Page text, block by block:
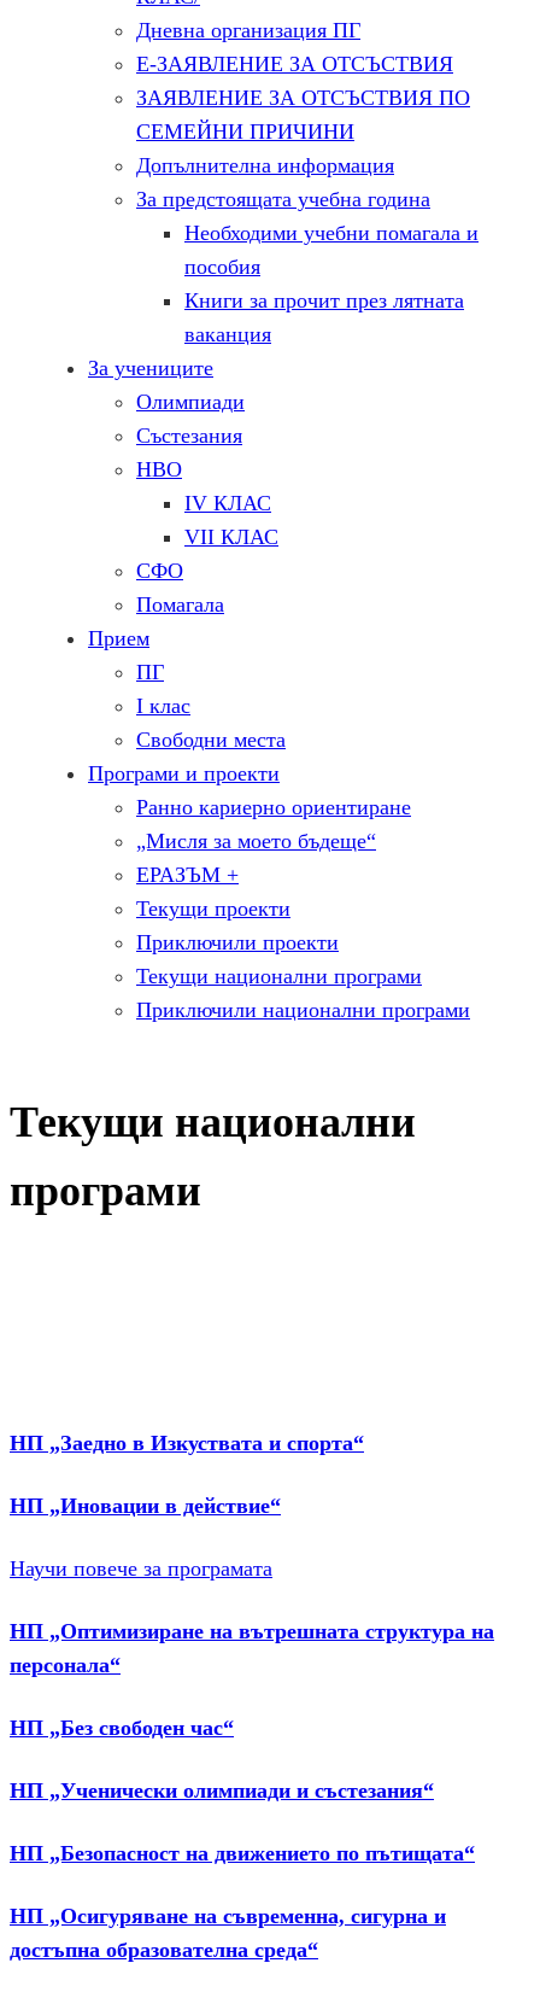
Дневна организация ПГ
Е-ЗАЯВЛЕНИЕ ЗА ОТСЪСТВИЯ
ЗАЯВЛЕНИЕ ЗА ОТСЪСТВИЯ ПО
СЕМЕЙНИ ПРИЧИНИ
Допълнителна информация
За предстоящата учебна година
Необходими учебни помагала и
пособия
Книги за прочит през лятната
ваканция
За учениците
Олимпиади
Състезания
НВО
IV КЛАС
VII КЛАС
СФО
Помагала
Прием
ПГ
I клас
Свободни места
Програми и проекти
Ранно кариерно ориентиране
„Мисля за моето бъдеще“
ЕРАЗЪМ +
Текущи проекти
Приключили проекти
Текущи национални програми
Приключили национални програми
Текущи национални
програми
НП „Заедно в Изкуствата и спорта“
НП „Иновации в действие“
Научи повече за програмата
НП „Оптимизиране на вътрешната структура на
персонала“
НП „Без свободен час“
НП „Ученически олимпиади и състезания“
НП „Безопасност на движението по пътищата“
НП „Осигуряване на съвременна, сигурна и
достъпна образователна среда“